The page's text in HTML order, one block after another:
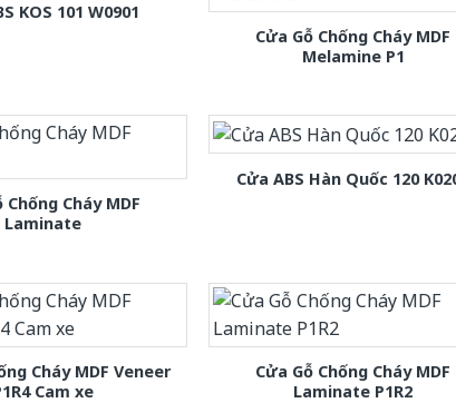
KOS 101 W0901
Cửa Gỗ Chống Cháy MDF
Melamine P1
Chống Cháy MDF
Laminate
Cửa ABS Hàn Quốc 120
Cháy MDF Veneer
Cam xe
Cửa Gỗ Chống Cháy MDF
Laminate P1R2